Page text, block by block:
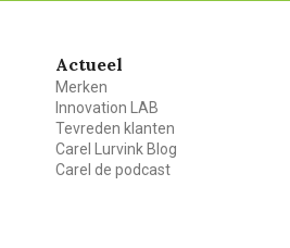
Actueel
Merken
Innovation LAB
Tevreden klanten
Carel Lurvink Blog
Carel de podcast